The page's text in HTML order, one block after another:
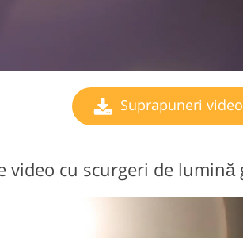
Suprapuneri video